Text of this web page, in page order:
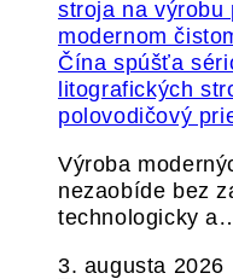
Čína spúšťa
litografických
polovodičový
Výroba
nezaobíde bez
technologicky
3. augusta 2026